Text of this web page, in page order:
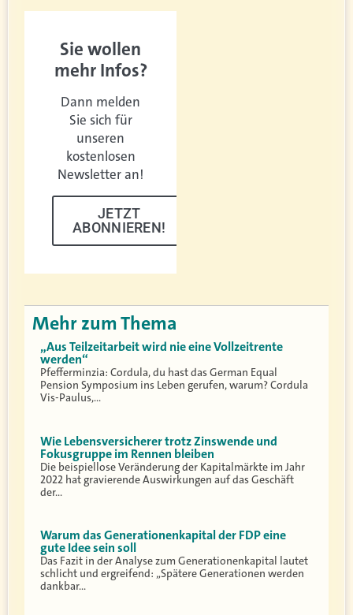
Sie wollen
mehr Infos?
Dann melden
Sie sich für
unseren
kostenlosen
Newsletter an!
JETZT
ABONNIEREN!
Mehr zum Thema
„Aus Teilzeitarbeit wird nie eine Vollzeitrente
werden“
Pfefferminzia: Cordula, du hast das German Equal
Pension Symposium ins Leben gerufen, warum? Cordula
Vis-Paulus,…
Wie Lebensversicherer trotz Zinswende und
Fokusgruppe im Rennen bleiben
Die beispiellose Veränderung der Kapitalmärkte im Jahr
2022 hat gravierende Auswirkungen auf das Geschäft
der…
Warum das Generationenkapital der FDP eine
gute Idee sein soll
Das Fazit in der Analyse zum Generationenkapital lautet
schlicht und ergreifend: „Spätere Generationen werden
dankbar…